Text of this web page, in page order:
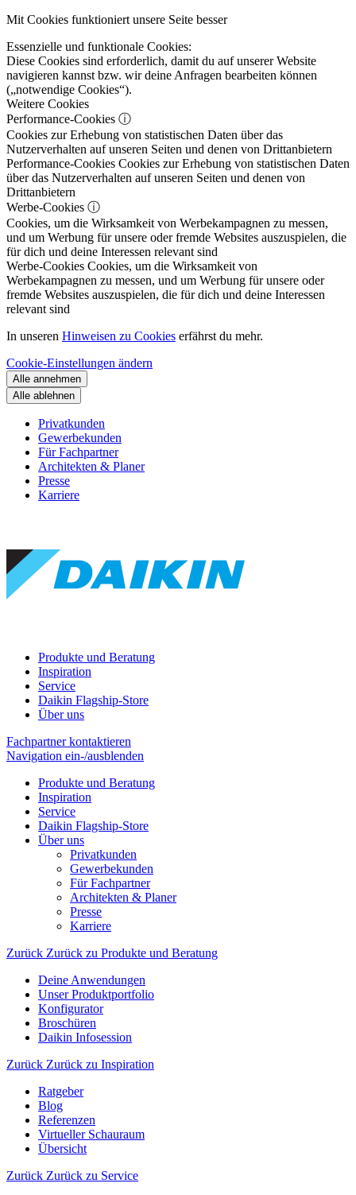
Mit Cookies funktioniert unsere Seite besser
Essenzielle und funktionale Cookies:
Diese Cookies sind erforderlich, damit du auf unserer Website
navigieren kannst bzw. wir deine Anfragen bearbeiten können
(„notwendige Cookies“).
Weitere Cookies
Performance-Cookies ⓘ
Cookies zur Erhebung von statistischen Daten über das
Nutzerverhalten auf unseren Seiten und denen von Drittanbietern
Performance-Cookies Cookies zur Erhebung von statistischen Daten
über das Nutzerverhalten auf unseren Seiten und denen von
Drittanbietern
Werbe-Cookies ⓘ
Cookies, um die Wirksamkeit von Werbekampagnen zu messen,
und um Werbung für unsere oder fremde Websites auszuspielen, die
für dich und deine Interessen relevant sind
Werbe-Cookies Cookies, um die Wirksamkeit von
Werbekampagnen zu messen, und um Werbung für unsere oder
fremde Websites auszuspielen, die für dich und deine Interessen
relevant sind
In unseren Hinweisen zu Cookies erfährst du mehr.
Cookie-Einstellungen ändern
Alle annehmen
Alle ablehnen
Privatkunden
Gewerbekunden
Für Fachpartner
Architekten & Planer
Presse
Karriere
Produkte und Beratung
Inspiration
Service
Daikin Flagship-Store
Über uns
Fachpartner kontaktieren
Navigation ein-/ausblenden
Produkte und Beratung
Inspiration
Service
Daikin Flagship-Store
Über uns
Privatkunden
Gewerbekunden
Für Fachpartner
Architekten & Planer
Presse
Karriere
Zurück Zurück zu Produkte und Beratung
Deine Anwendungen
Unser Produktportfolio
Konfigurator
Broschüren
Daikin Infosession
Zurück Zurück zu Inspiration
Ratgeber
Blog
Referenzen
Virtueller Schauraum
Übersicht
Zurück Zurück zu Service